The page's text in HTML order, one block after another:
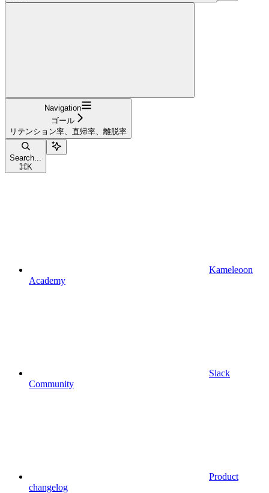
Navigation
ゴール
リテンション率、直帰率、離脱率
Search...
⌘K
Kameleoon
Academy
Slack
Community
Product
changelog